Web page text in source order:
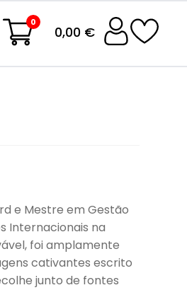
0
0,00 €
e Mestre em Gestão
Internacionais na
foi amplamente
cativantes escrito
junto de fontes